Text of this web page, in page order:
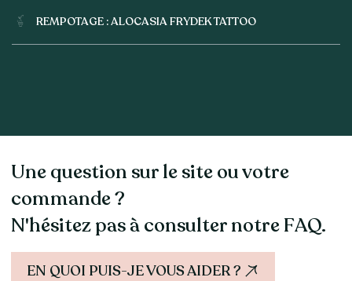
REMPOTAGE : ALOCASIA FRYDEK TATTOO
Une question sur le site ou votre
commande ?
N'hésitez pas à consulter notre FAQ.
EN QUOI PUIS-JE VOUS AIDER ?